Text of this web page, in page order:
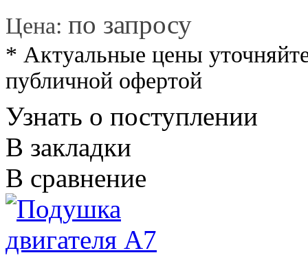
Цена: по запросу
* Актуальные цены
публичной офертой
Узнать о поступлении
В закладки
В сравнение